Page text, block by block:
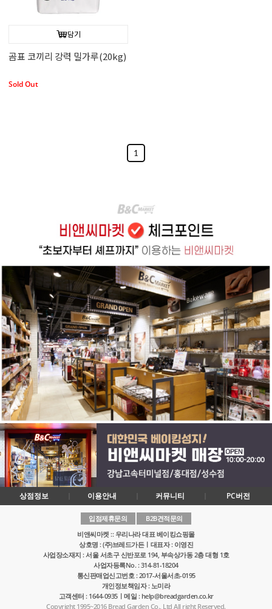
담기
곰표 코끼리 강력 밀가루(20kg)
Sold Out
1
상점정보 이용안내 커뮤니티 PC버전
입점제휴문의
B2B견적문의
비앤씨마켓 :: 우리나라 대표 베이킹쇼핑몰
상호명 : (주)브레드가든ㅣ대표자 : 이영진
사업장소재지 : 서울 서초구 신반포로 194, 부속상가동 2층 대형 1호
사업자등록No. : 314-81-18204
통신판매업신고번호 : 2017-서울서초-0195
개인정보책임자 : 노미라
고객센터 : 1644-0935ㅣ메일 : help@breadgarden.co.kr
Copyright 1995~2016 Bread Garden Co., Ltd All right Reserved.